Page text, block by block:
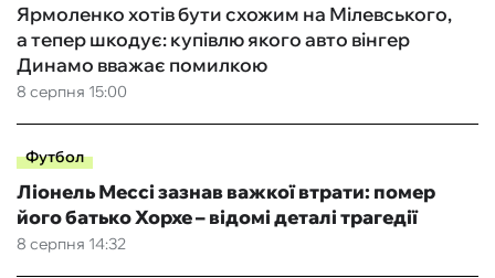
8 серпня 15:00
Ярмоленко хотів бути схожим на Мілевського,
а тепер шкодує: купівлю якого авто вінгер
Динамо вважає помилкою
Футбол
8 серпня 14:32
Ліонель Мессі зазнав важкої втрати: помер
його батько Хорхе – відомі деталі трагедії